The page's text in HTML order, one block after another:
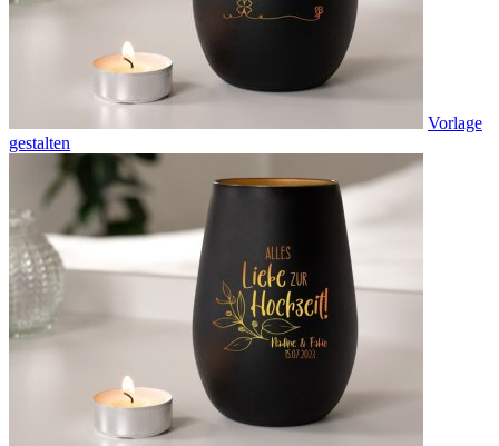
Vorlage
gestalten